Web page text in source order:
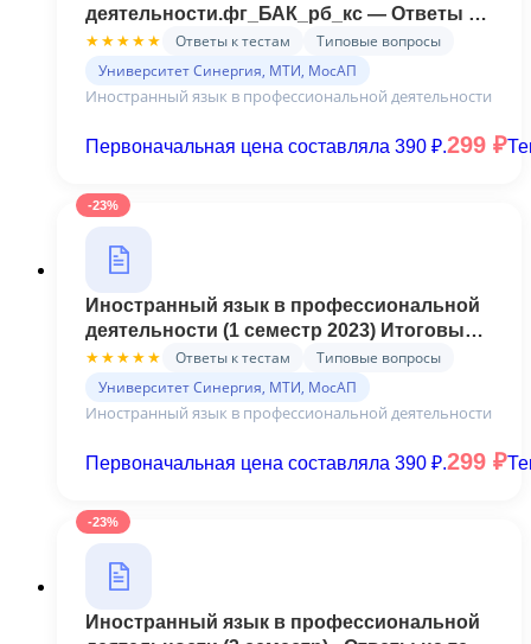
деятельности.фг_БАК_рб_кс — Ответы на
тест Синергия
★★★★★ Ответы к тестам
Типовые вопросы
Университет Синергия, МТИ, МосАП
Иностранный язык в профессиональной деятельности
Первоначальная цена составляла 390 ₽.299 ₽
-23%
Иностранный язык в профессиональной
деятельности (1 семестр 2023) Итоговый +
Компетентностный тесты Синергия
★★★★★ Ответы к тестам
Типовые вопросы
Университет Синергия, МТИ, МосАП
Иностранный язык в профессиональной деятельности
Первоначальная цена составляла 390 ₽.299 ₽
-23%
Иностранный язык в профессиональной